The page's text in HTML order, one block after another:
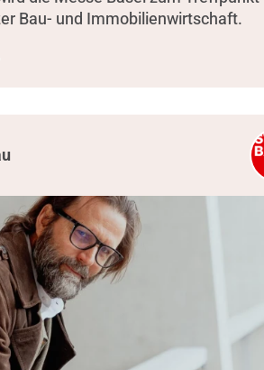
Bau- und Immobilienwirtschaft.